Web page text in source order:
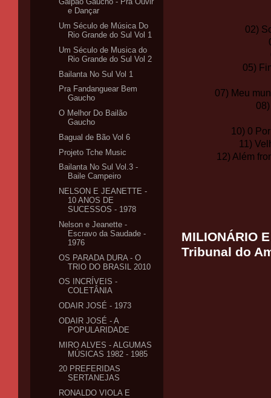
02)
05)
07) Meu
10) 0
11)
12) Além
MILIONÁRIO
Tribunal do
e Dançar
Um Século de Música Do
Rio Grande do Sul Vol 1
Um Século de Musica do
Rio Grande do Sul Vol 2
Bailanta No Sul Vol 1
Pra Fandanguear Bem
Gaucho
O Melhor Do Bailão
Gaucho
Bagual de Bão Vol 6
Projeto Tche Music
Bailanta No Sul Vol.3 -
Baile Campeiro
NELSON E JEANETTE -
10 ANOS DE
SUCESSOS - 1978
Nelson e Jeanette -
Escravo da Saudade -
1976
OS PARADA DURA - O
TRIO DO BRASIL 2010
OS INCRÍVEIS -
COLETÂNIA
ODAIR JOSÉ - 1973
ODAIR JOSÉ - A
POPULARIDADE
MIRO ALVES - ALGUMAS
MÚSICAS 1982 - 1985
20 PREFERIDAS
SERTANEJAS
RONALDO VIOLA E